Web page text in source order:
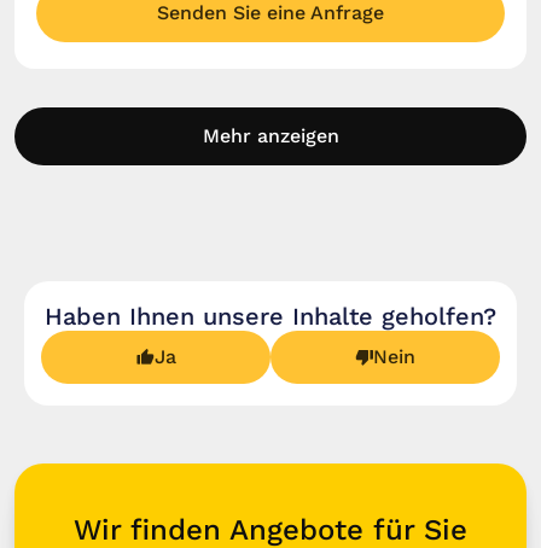
Senden Sie eine Anfrage
Mehr anzeigen
Haben Ihnen unsere Inhalte geholfen?
Ja Nein
Wir finden Angebote für Sie